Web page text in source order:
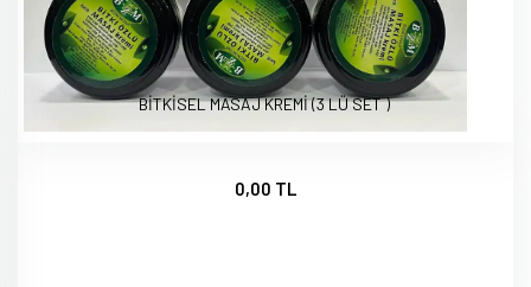
BİTKİSEL MASAJ KREMİ (3 LÜ SET )
0,00 TL